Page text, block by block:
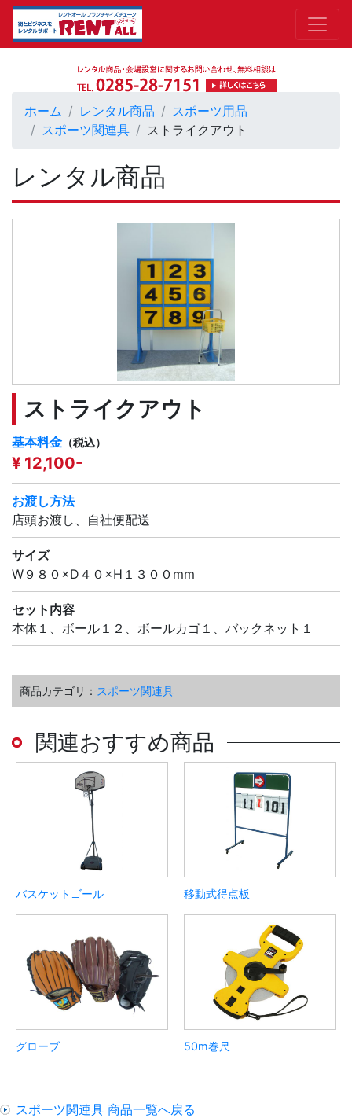
ホーム レンタル商品
スポーツ用品
スポーツ関連具
ストライクアウト
レンタル商品
ストライクアウト
基本料金 （税込）
¥ 12,100-
お渡し方法
店頭お渡し、自社便配送
サイズ
W９８０×D４０×H１３００mm
セット内容
本体１、ボール１２、ボールカゴ１、バックネット１
商品カテゴリ： スポーツ関連具
関連おすすめ商品
バスケットゴール 移動式得点板
グローブ 50m巻尺
スポーツ関連具 商品一覧へ戻る